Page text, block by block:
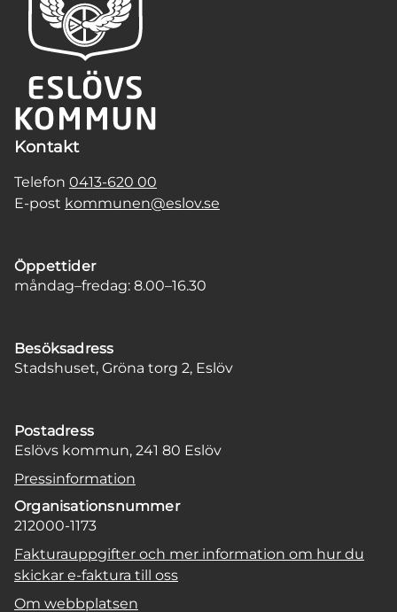
Kontakt
Telefon 0413-620 00
E-post kommunen@eslov.se
Öppettider
måndag–fredag: 8.00–16.30
Besöksadress
Stadshuset, Gröna torg 2, Eslöv
Postadress
Eslövs kommun, 241 80 Eslöv
Pressinformation
Organisationsnummer
212000-1173
Fakturauppgifter och mer information om hur du
skickar e-faktura till oss
Om webbplatsen